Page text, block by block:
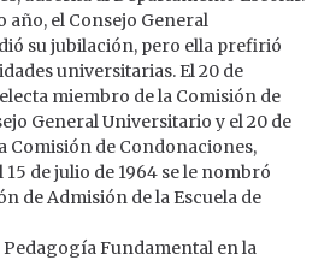
año, el Consejo General
su jubilación, pero ella prefirió
universitarias. El 20 de
miembro de la Comisión de
General Universitario y el 20 de
Comisión de Condonaciones,
15 de julio de 1964 se le nombró
de Admisión de la Escuela de
Fundamental en la